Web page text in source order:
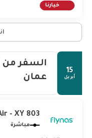
خيارنا
15
أبريل
السفر من
عمان
- XY 803
مباشرة